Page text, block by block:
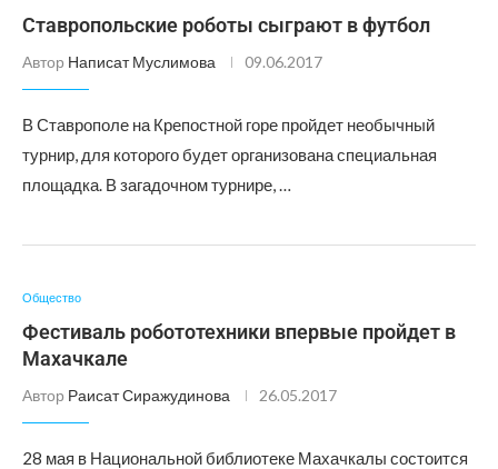
Ставропольские роботы сыграют в футбол
Автор Написат Муслимова 09.06.2017
В Ставрополе на Крепостной горе пройдет необычный
турнир, для которого будет организована специальная
площадка. В загадочном турнире, …
Общество
Фестиваль робототехники впервые пройдет в
Махачкале
Автор Раисат Сиражудинова 26.05.2017
28 мая в Национальной библиотеке Махачкалы состоится